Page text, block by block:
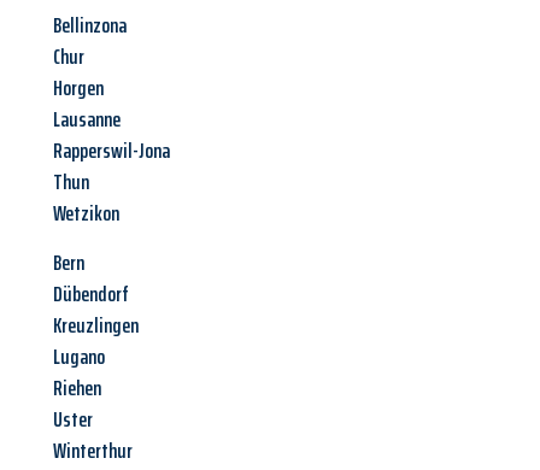
Bellinzona
Chur
Horgen
Lausanne
Rapperswil-Jona
Thun
Wetzikon
Bern
Dübendorf
Kreuzlingen
Lugano
Riehen
Uster
Winterthur